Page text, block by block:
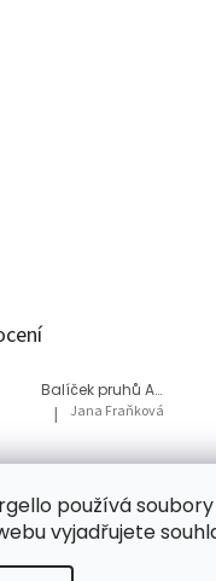
používá
vyjadřujete
Balíček pruhů Akvárium
Hodnocení produktu
| Jana Fraňková
Hodnocení produktu
Tatiana Bacikova